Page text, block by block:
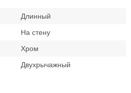
Длинный
На стену
Хром
Двухрычажный